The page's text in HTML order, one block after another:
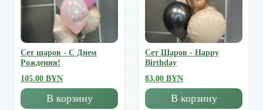
Сет шаров - С Днем
Рождения!
105.00 BYN
В корзину
Сет Шаров - Happy
Birthday
83.00 BYN
В корзину